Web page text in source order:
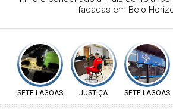
facadas em Belo
SETE LAGOAS JUSTIÇA SETE LAGOAS